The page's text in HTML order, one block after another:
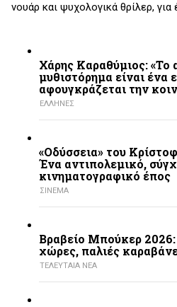
νουάρ και ψυχολογικά θρίλερ, για
Χάρης Καραθύμιος: «Το
μυθιστόρημα είναι ένα
αφουγκράζεται την
ΕΛΛΗΝΕΣ
«Οδύσσεια» του
Ένα αντιπολεμικό,
κινηματογραφικό έπος
ΣΙΝΕΜΑ
Βραβείο Μπούκερ 2026:
χώρες, παλιές
ΤΕΛΕΥΤΑΙΑ ΝΕΑ